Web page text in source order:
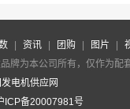
资讯 团购 图片
为本公司所有，仅作为
电机供应网
ICP备20007981号